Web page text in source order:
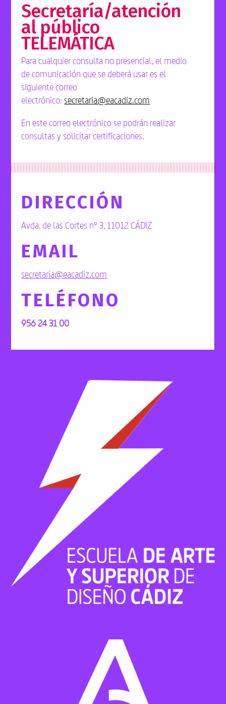
Secretaría/atención
al público
TELEMÁTICA
Para cualquier consulta no presencial, el medio
de comunicación que se deberá usar es el
siguiente correo
electrónico:secretaria@eacadiz.com
En este correo electrónico se podrán realizar
consultas y solicitar certificaciones.
DIRECCIÓN
Avda. de las Cortes nº 3, 11012 CÁDIZ
EMAIL
secretaria@eacadiz.com
TELÉFONO
956 24 31 00